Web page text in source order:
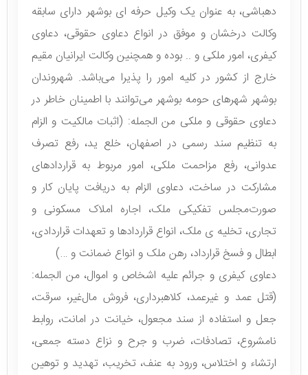
دهباشی، به عنوان یک وکیل حرفه ای بوشهر دارای سابقه
وکالت درخشان و موفق در انواع دعاوی حقوقی، دعاوی
کیفری، امور ملکی و .. بوده و همچنین وکالت ایرانیان مقیم
خارج از کشور در کلیه امور را پذیرا می‌باشد. شهروندان
بوشهر شهرهای حومه بوشهر می‌توانند با اطمینان خاطر در
دعاوی حقوقی و ملکی من الجمله: (اثبات مالکیت و الزام
به تنظیم سند رسمی در اصفهان، خلع ید، رفع تصرف
عدوانی، رفع مزاحمت ملکی، امور مربوط به قراردادهای
مشارکت در ساخت، دعاوی الزام به دریافت پایان کار و
صورت‌مجلس تفکیکی ملک، اجاره املاک مسکونی و
تجاری، تخلیه ی ملک، انواع قراردادها و تعهدات قراردادی،
ابطال و فسخ قرارداد، رهن ملک و انواع ضمانت و …)
دعاوی کیفری و جرائم علیه اشخاص و اموال، من الجمله:
(قتل عمد و غیرعمد، کلاهبرداری، فروش مال‌غیر، سرقت،
جعل و استفاده از سند مجعول، خیانت در امانت، روابط
نامشروع، تصادفات، ضرب و جرح و نزاع دسته جمعی،
ارتشاء و اختلاس، ورود به عنف، تخریب، تهدید و توهین